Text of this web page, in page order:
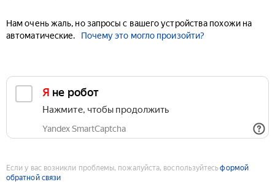
Нам очень жаль, но запросы с вашего устройства похожи на
автоматические.
Почему это могло произойти?
Я не робот
Нажмите, чтобы продолжить
Yandex SmartCaptcha
Если у вас возникли проблемы, пожалуйста, воспользуйтесьформой
обратной связи